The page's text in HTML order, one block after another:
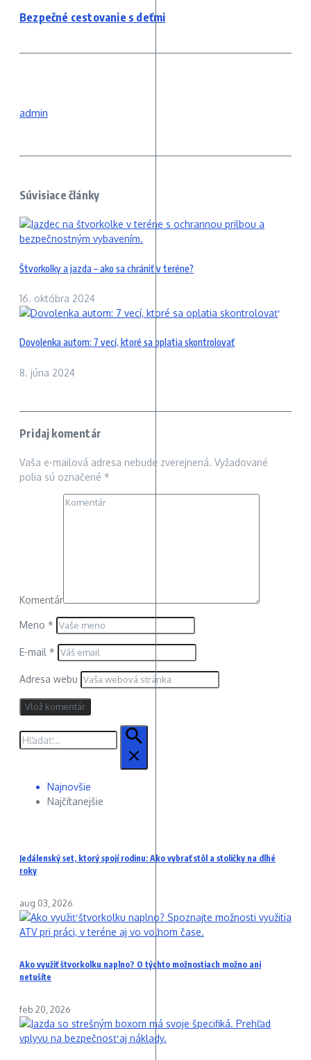
Bezpečné cestovanie s deťmi
admin
Súvisiace články
Štvorkolky a jazda – ako sa chrániť v teréne?
16. októbra 2024
Dovolenka autom: 7 vecí, ktoré sa oplatia skontrolovať
8. júna 2024
Pridaj komentár
Vaša e-mailová adresa nebude zverejnená. Vyžadované
polia sú označené *
Komentár
Meno *
E-mail *
Adresa webu
Hľadať:
Najnovšie
Najčítanejšie
Jedálenský set, ktorý spojí rodinu: Ako vybrať stôl a stoličky na dlhé
roky
aug 03, 2026
Ako využiť štvorkolku naplno? O týchto možnostiach možno ani
netušíte
feb 20, 2026